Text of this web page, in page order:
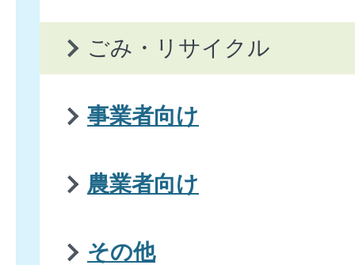
ごみ・リサイクル
事業者向け
農業者向け
その他